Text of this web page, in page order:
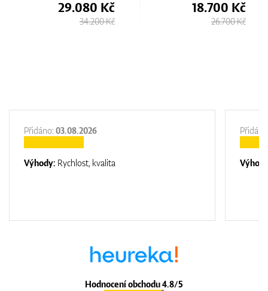
18.700 Kč
26.700 Kč
37.800 Kč
42.480 Kč
Hodnocení obchodu 4.8/5
Přidáno: 03.08.2026
Výhody: Rychlost, kvalita